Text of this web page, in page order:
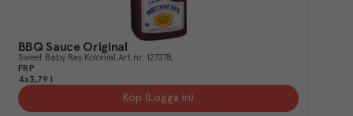
BBQ Sauce Original
Sweet Baby Ray Kolonial Art.nr. 127278
FRP
4x3,79 l
Köp (Logga in)